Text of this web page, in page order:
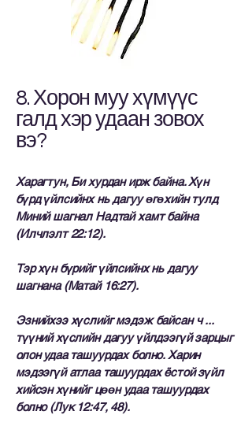
8. Хорон муу хүмүүс
галд хэр удаан зовох
вэ?
Харагтун, Би хурдан ирж байна. Хүн
бүрд үйлсийнх нь дагуу өгөхийн тулд
Миний шагнал Надтай хамт байна
(Илчлэлт 22:12).
Тэр хүн бүрийг үйлсийнх нь дагуу
шагнана (Матай 16:27).
Эзнийхээ хүслийг мэдэж байсан ч ...
түүний хүслийн дагуу үйлдээгүй зарцыг
олон удаа ташуурдах болно. Харин
мэдээгүй атлаа ташуурдах ёстой зүйл
хийсэн хүнийг цөөн удаа ташуурдах
болно (Лук 12:47, 48).